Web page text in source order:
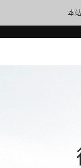
本